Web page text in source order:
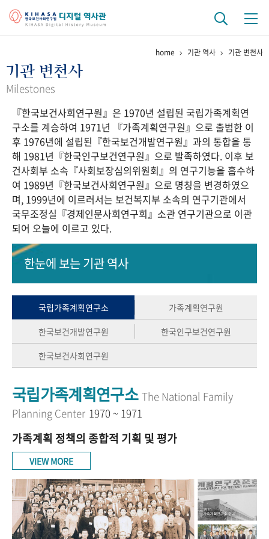
걸어온 길 기관 변천사
연구 역사
정책과 연구 키워드로 보는 연구 역사
연구자들
간행물 변천사
기록물 아카이브
사진 아카이브 문서 기록물 행정박물 영상 기록물
50+1 주년 기념
세계와 함께 한 KIHASA
VR 역사관
home 기관 역사 기관 변천사
기관 변천사
Milestones
『한국보건사회연구원』은 1970년 설립된 국립가족계획연
구소를 계승하여 1971년 『가족계획연구원』으로 출범한 이
후 1976년에 설립된『한국보건개발연구원』과의 통합을 통
해 1981년『한국인구보건연구원』으로 발족하였다. 이후 보
건사회부 소속『사회보장심의위원회』의 연구기능을 흡수하
여 1989년『한국보건사회연구원』으로 명칭을 변경하였으
며, 1999년에 이르러서는 보건복지부 소속의 연구기관에서
국무조정실『경제인문사회연구회』소관 연구기관으로 이관
되어 오늘에 이르고 있다.
한눈에 보는기관 역사
국립가족계획연구소
가족계획연구원
한국보건개발연구원
한국인구보건연구원
한국보건사회연구원
국립가족계획연구소 The National Family
Planning Center 1970 ~ 1971
가족계획 정책의 종합적 기획 및 평가
VIEW MORE